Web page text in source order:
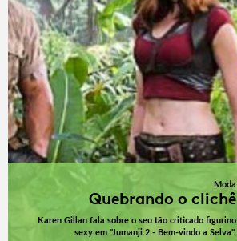
Moda
Quebrando o clichê
Karen Gillan fala sobre o seu tão criticado figurino
sexy em "Jumanji 2 - Bem-vindo a Selva".